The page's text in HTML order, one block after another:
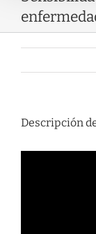
Descripción